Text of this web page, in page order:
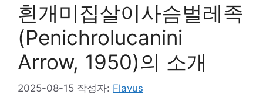
흰개미집살이사슴벌레족
(Penichrolucanini
Arrow, 1950)의 소개
2025-08-15 작성자: Flavus